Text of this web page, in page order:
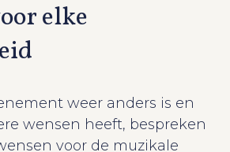
elke
weer anders is en
wensen heeft, bespreken
voor de muzikale